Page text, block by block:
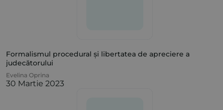
Formalismul procedural și libertatea de apreciere a
judecătorului
Evelina Oprina
30 Martie 2023